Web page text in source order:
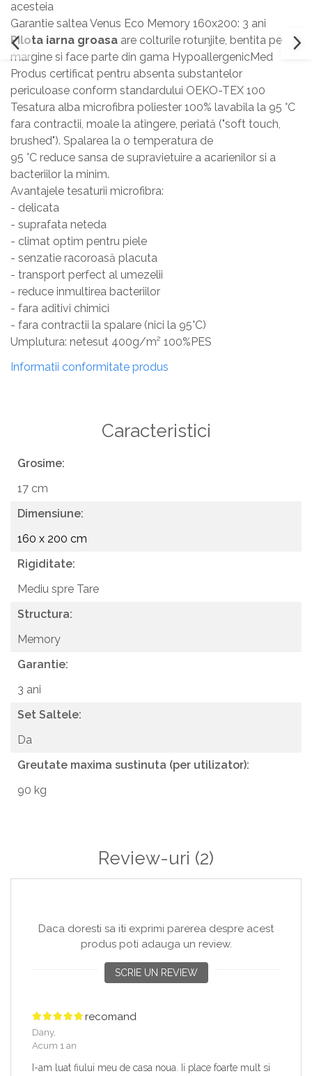
acesteia
Garantie saltea Venus Eco Memory 160x200: 3 ani
Pilota iarna groasa are colturile rotunjite, bentita pe
margine si face parte din gama HypoallergenicMed
Produs certificat pentru absenta substantelor
periculoase conform standardului OEKO-TEX 100
Tesatura alba microfibra poliester 100% lavabila la 95 °C
fara contractii, moale la atingere, periată ("soft touch,
brushed"). Spalarea la o temperatura de
95 °C reduce sansa de supravietuire a acarienilor si a
bacteriilor la minim.
Avantajele tesaturii microfibra:
- delicata
- suprafata neteda
- climat optim pentru piele
- senzatie racoroasă placuta
- transport perfect al umezelii
- reduce inmultirea bacteriilor
- fara aditivi chimici
- fara contractii la spalare (nici la 95°C)
Umplutura: netesut 400g/m² 100%PES
Informatii conformitate produs
Caracteristici
Grosime:
17 cm
Dimensiune:
160 x 200 cm
Rigiditate:
Mediu spre Tare
Structura:
Memory
Garantie:
3 ani
Set Saltele:
Da
Greutate maxima sustinuta (per utilizator):
90 kg
Review-uri (2)
Daca doresti sa iti exprimi parerea despre acest
produs poti adauga un review.
SCRIE UN REVIEW
recomand
Dany,
Acum 1 an
I-am luat fiului meu de casa noua. Ii place foarte mult si